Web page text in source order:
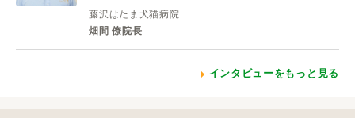
藤沢はたま犬猫病院
畑間 僚院長
インタビューをもっと見る